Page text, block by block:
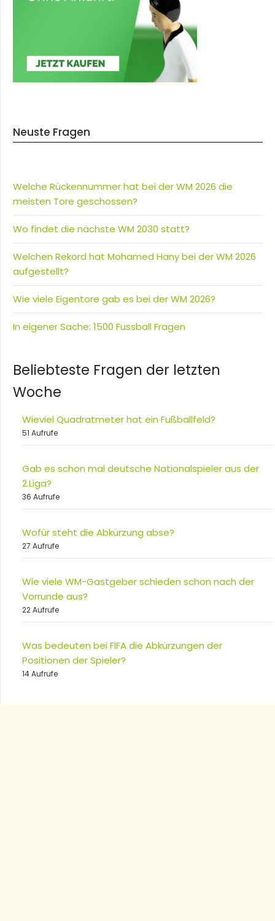
Neuste Fragen
Welche Rückennummer hat bei der WM 2026 die
meisten Tore geschossen?
Wo findet die nächste WM 2030 statt?
Welchen Rekord hat Mohamed Hany bei der WM 2026
aufgestellt?
Wie viele Eigentore gab es bei der WM 2026?
In eigener Sache: 1500 Fussball Fragen
Beliebteste Fragen der letzten
Woche
Wieviel Quadratmeter hat ein Fußballfeld?
51 Aufrufe
Gab es schon mal deutsche Nationalspieler aus der
2.Liga?
36 Aufrufe
Wofür steht die Abkürzung abse?
27 Aufrufe
Wie viele WM-Gastgeber schieden schon nach der
Vorrunde aus?
22 Aufrufe
Was bedeuten bei FIFA die Abkürzungen der
Positionen der Spieler?
14 Aufrufe